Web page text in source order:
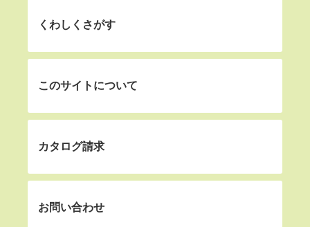
くわしくさがす
このサイトについて
カタログ請求
お問い合わせ